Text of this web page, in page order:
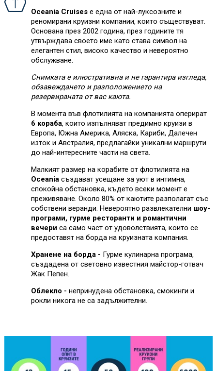
Oceania Cruises е една от най-луксозните и
реномирани круизни компании, които съществуват.
Основана през 2002 година, през годините тя
утвърждава своето име като става символ на
елегантен стил, високо качество и невероятно
обслужване.
Снимката е илюстративна и не гарантира изгледа,
обзавеждането и разположението на
резервираната от вас каюта.
В момента във флотилията на компанията оперират
6 кораба, които изпълняват предимно круизи в
Европа, Южна Америка, Аляска, Кариби, Далечен
изток и Австралия, предлагайки уникални маршрути
до най-интересните части на света.
Малкият размер на корабите от флотилията на
Oceaniaсъздават усещане за уют в интимна,
спокойна обстановка, където всеки момент е
преживяване. Около 80% от каютите разполагат със
собствени веранди. Невероятно развлекателни шоу-
програми, гурме ресторанти и романтични
вечери са само част от удоволствията, които се
предоставят на борда на круизната компания.
Хранене на борда - Гурме кулинарна програма,
създадена от световно известния майстор-готвач
Жак Пепен.
Облекло - непринудена обстановка, смокинги и
рокли никога не са задължителни.